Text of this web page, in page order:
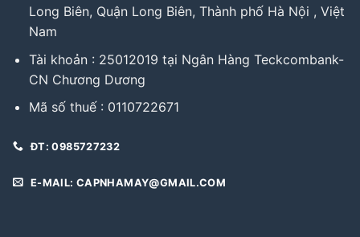
Long Biên, Quận Long Biên, Thành phố Hà Nội , Việt
Nam
Tài khoản : 25012019 tại Ngân Hàng Teckcombank-
CN Chương Dương
Mã số thuế : 0110722671
ĐT: 0985727232
E-MAIL: CAPNHAMAY@GMAIL.COM